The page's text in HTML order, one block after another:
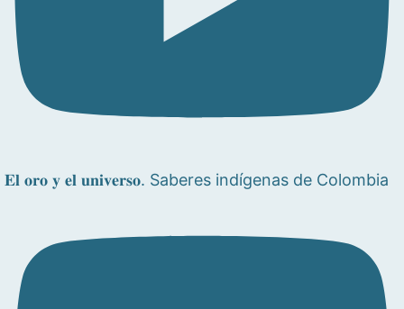
𝐄𝐥 𝐨𝐫𝐨 𝐲 𝐞𝐥 𝐮𝐧𝐢𝐯𝐞𝐫𝐬𝐨. Saberes indígenas de Colombia